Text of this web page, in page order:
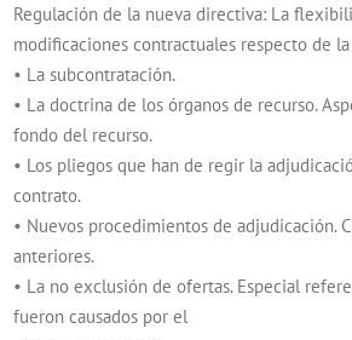
Regulación de la nueva directiva: La
modificaciones contractuales respecto de
• La subcontratación.
• La doctrina de los órganos de recurso.
fondo del recurso.
• Los pliegos que han de regir la
contrato.
• Nuevos procedimientos de adjudicación.
anteriores.
• La no exclusión de ofertas. Especial
fueron causados por el